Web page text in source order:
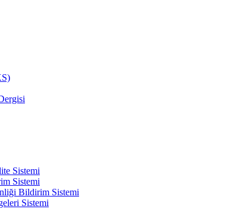
Sistemi
Sistemi
Bildirim Sistemi
Sistemi